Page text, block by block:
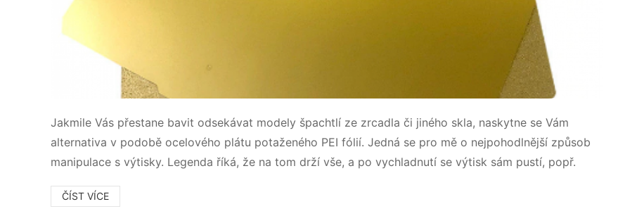
Jakmile Vás přestane bavit odsekávat modely špachtlí ze zrcadla či jiného skla, naskytne se Vám
alternativa v podobě ocelového plátu potaženého PEI fólií. Jedná se pro mě o nejpohodlnější způsob
manipulace s výtisky. Legenda říká, že na tom drží vše, a po vychladnutí se výtisk sám pustí, popř.
ČÍST VÍCE